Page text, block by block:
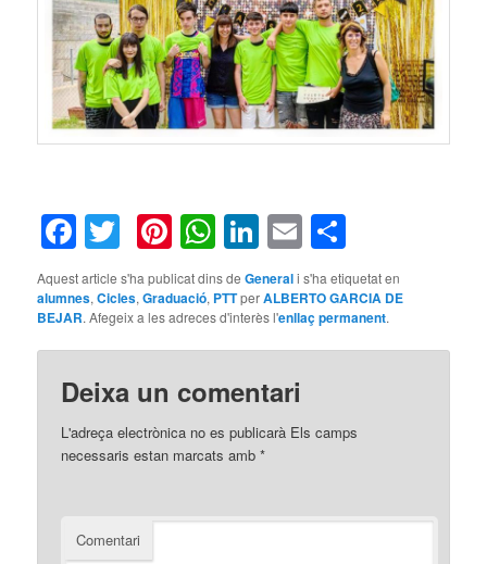
Facebook
TwitterPinterest
WhatsApp
LinkedIn
Email
Aquest article s'ha publicat dins deGenerali s'ha etiquetat en
alumnes,Cicles,Graduació, PTTperALBERTO GARCIA DE
BEJAR. Afegeix a les adreces d'interès l'enllaç permanent.
Deixa un comentari
L'adreça electrònica no es publicarà Els camps
necessaris estan marcats amb*
Comentari